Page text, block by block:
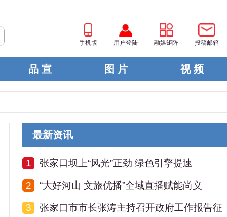
手机版 用户登陆 融媒矩阵 投稿邮箱
品 宣 图 片 视 频
最新资讯
1 张家口坝上“风光”正劲 绿色引擎提速
2 “大好河山 文旅优播”全域直播赋能尚义
3 张家口市市长张涛主持召开政府工作报告征